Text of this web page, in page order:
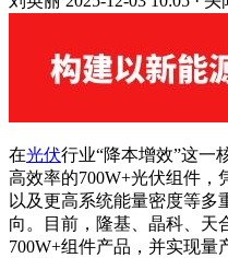
在光伏行业“降本增效”这一
高效率的700W+光伏组件，
以及更高系统能量密度等多
向。目前，隆基、晶科、天
700W+组件产品，并实现量